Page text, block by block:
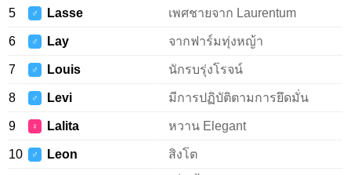
5 ♂ Lasse เพศชายจาก Laurentum
6 ♂ Lay จากฟาร์มทุ่งหญ้า
7 ♂ Louis นักรบรุ่งโรจน์
8 ♂ Levi มีการปฏิบัติตามการยึดมั่น
9 ♀ Lalita หวาน Elegant
10 ♂ Leon สิงโต